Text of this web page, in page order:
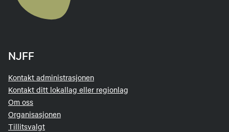
NJFF
Kontakt administrasjonen
Kontakt ditt lokallag eller regionlag
Om oss
Organisasjonen
Tillitsvalgt